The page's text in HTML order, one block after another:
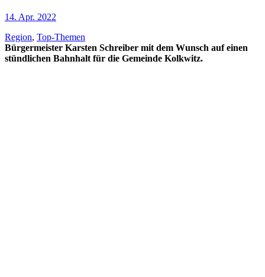
14. Apr. 2022
Region, Top-Themen
Bürgermeister Karsten Schreiber mit dem Wunsch auf einen
stündlichen Bahnhalt für die Gemeinde Kolkwitz.